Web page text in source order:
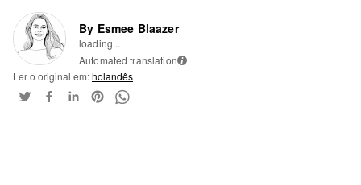
By Esmee Blaazer
loading...
Automated translation i
Ler o original em:holandês